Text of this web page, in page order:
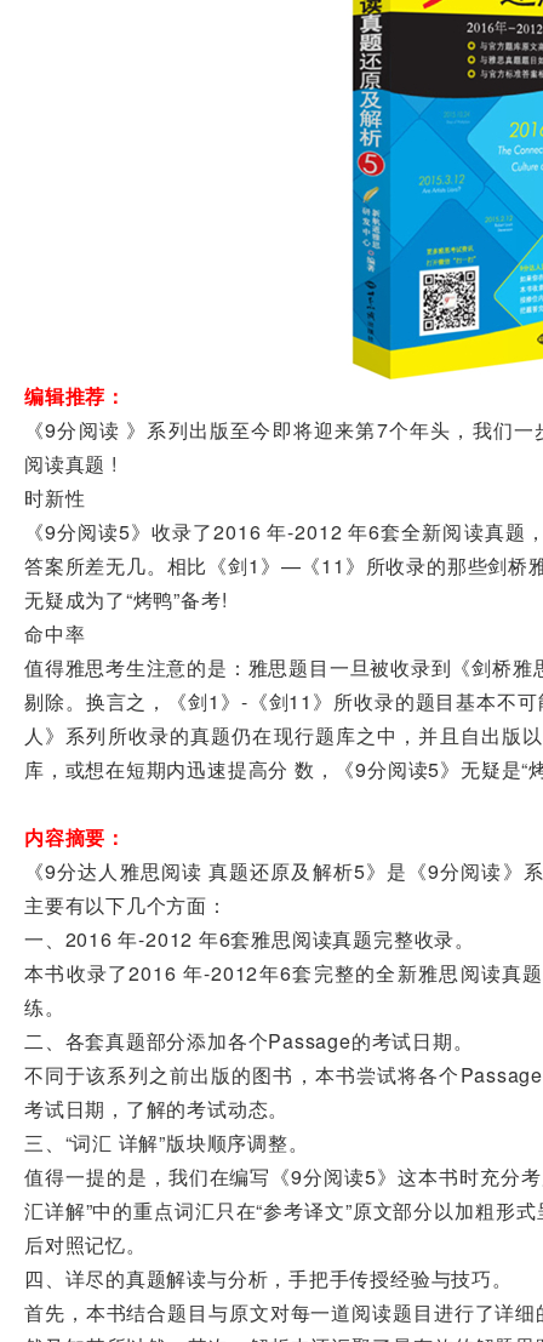
编辑推荐：
《9分阅读 》系列出版至今即将迎来第7个年头，我们
阅读真题 !
时新性
《9分阅读5》收录了2016 年-2012 年6套全新阅读真
答案所差无几。相比《剑1》—《11》所收录的那些剑桥
无疑成为了“烤鸭”备考!
命中率
值得雅思考生注意的是：雅思题目一旦被收录到《剑桥
剔除。换言之，《剑1》-《剑11》所收录的题目基本不
人》系列所收录的真题仍在现行题库之中，并且自出版
库，或想在短期内迅速提高分 数，《9分阅读5》无疑是“
内容摘要：
《9分达人雅思阅读 真题还原及解析5》是《9分阅读
主要有以下几个方面：
一、2016 年-2012 年6套雅思阅读真题完整收录。
本书收录了2016 年-2012年6套完整的全新雅思阅读真
练。
二、各套真题部分添加各个Passage的考试日期。
不同于该系列之前出版的图书，本书尝试将各个
考试日期，了解的考试动态。
三、“词汇 详解”版块顺序调整。
值得一提的是，我们在编写《9分阅读5》这本书时充分
汇详解”中的重点词汇只在“参考译文”原文部分以加粗形
后对照记忆。
四、详尽的真题解读与分析，手把手传授经验与技巧。
首先，本书结合题目与原文对每一道阅读题目进行了详